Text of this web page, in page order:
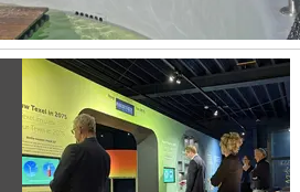
Vorige